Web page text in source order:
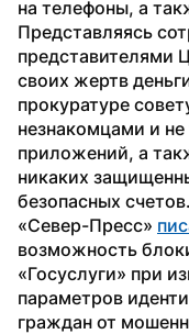
на телефоны, а
Представляясь
представителями
своих жертв
прокуратуре
незнакомцами и
приложений, а
никаких
безопасных счетов.
«Север-Пресс»
возможность
«Госуслуги» при
параметров
граждан от